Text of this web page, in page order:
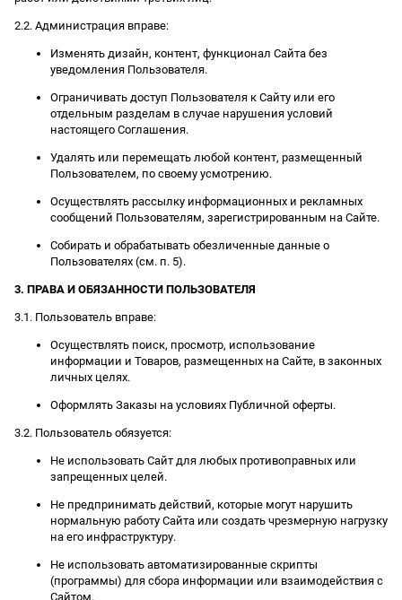
2.2. Администрация вправе:
Изменять дизайн, контент, функционал Сайта без
уведомления Пользователя.
Ограничивать доступ Пользователя к Сайту или его
отдельным разделам в случае нарушения условий
настоящего Соглашения.
Удалять или перемещать любой контент, размещенный
Пользователем, по своему усмотрению.
Осуществлять рассылку информационных и рекламных
сообщений Пользователям, зарегистрированным на Сайте.
Собирать и обрабатывать обезличенные данные о
Пользователях (см. п. 5).
3. ПРАВА И ОБЯЗАННОСТИ ПОЛЬЗОВАТЕЛЯ
3.1. Пользователь вправе:
Осуществлять поиск, просмотр, использование
информации и Товаров, размещенных на Сайте, в законных
личных целях.
Оформлять Заказы на условиях Публичной оферты.
3.2. Пользователь обязуется:
Не использовать Сайт для любых противоправных или
запрещенных целей.
Не предпринимать действий, которые могут нарушить
нормальную работу Сайта или создать чрезмерную нагрузку
на его инфраструктуру.
Не использовать автоматизированные скрипты
(программы) для сбора информации или взаимодействия с
Сайтом.